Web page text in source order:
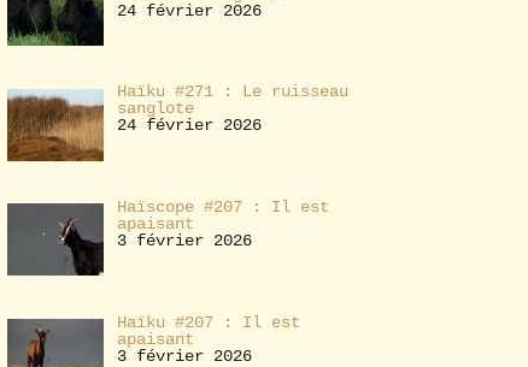
24 février 2026
Haïku #271 : Le ruisseau
sanglote
24 février 2026
Haïscope #207 : Il est
apaisant
3 février 2026
Haïku #207 : Il est
apaisant
3 février 2026